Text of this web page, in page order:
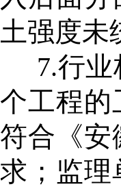
土强度未
7.行业
个工程的
符合《安
求；监理